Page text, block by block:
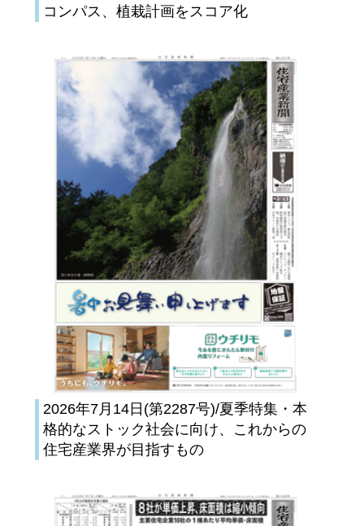
コンパス、植栽計画をスコア化
2026年7月14日(第2287号)/夏季特集・本
格的なストック社会に向け、これからの
住宅産業界が目指すもの